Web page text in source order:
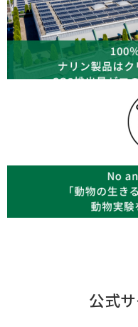
公式